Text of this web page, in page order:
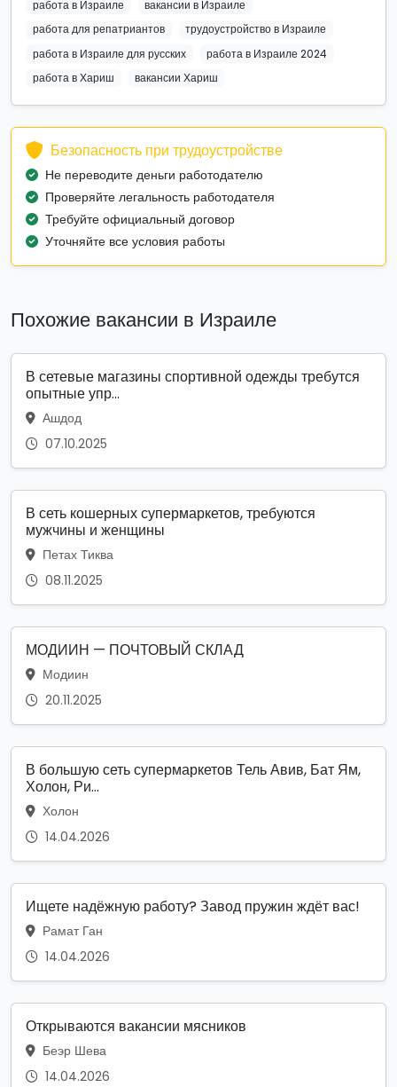
работа в Израиле
вакансии в Израиле
работа для репатриантов
трудоустройство в Израиле
работа в Израиле для русских
работа в Израиле 2024
работа в Хариш
вакансии Хариш
Безопасность при трудоустройстве
Не переводите деньги работодателю
Проверяйте легальность работодателя
Требуйте официальный договор
Уточняйте все условия работы
Похожие вакансии в Израиле
В сетевые магазины спортивной одежды требутся
опытные упр...
Ашдод
07.10.2025
В сеть кошерных супермаркетов, требуются
мужчины и женщины
Петах Тиква
08.11.2025
МОДИИН — ПОЧТОВЫЙ СКЛАД
Модиин
20.11.2025
В большую сеть супермаркетов Тель Авив, Бат Ям,
Холон, Ри...
Холон
14.04.2026
Ищете надёжную работу? Завод пружин ждёт вас!
Рамат Ган
14.04.2026
Открываются вакансии мясников
Беэр Шева
14.04.2026